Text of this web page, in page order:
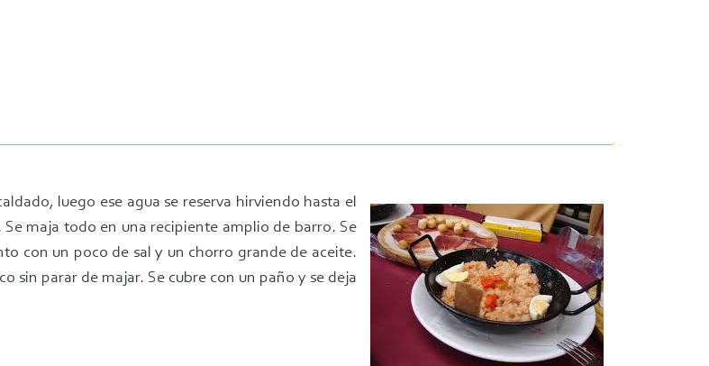
luego ese agua se reserva hirviendo hasta el
maja todo en una recipiente amplio de barro. Se
con un poco de sal y un chorro grande de aceite.
sin parar de majar. Se cubre con un paño y se deja